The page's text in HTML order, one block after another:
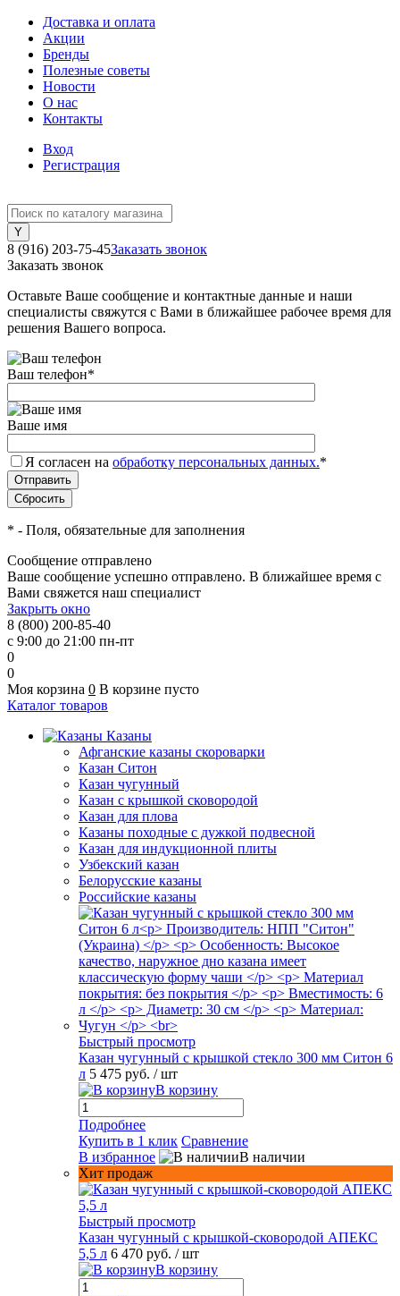
Доставка и оплата
Акции
Бренды
Полезные советы
Новости
О нас
Контакты
Вход
Регистрация
8 (916) 203-75-45Заказать звонок
Заказать звонок
Оставьте Ваше сообщение и контактные данные и наши
специалисты свяжутся с Вами в ближайшее рабочее время для
решения Вашего вопроса.
Ваш телефон*
Ваше имя
Я согласен на обработку персональных данных.*
* - Поля, обязательные для заполнения
Сообщение отправлено
Ваше сообщение успешно отправлено. В ближайшее время с
Вами свяжется наш специалист
Закрыть окно
8 (800) 200-85-40
с 9:00 до 21:00 пн-пт
0
0
Моя корзина 0 В корзине пусто
Каталог товаров
Казаны
Афганские казаны скороварки
Казан Ситон
Казан чугунный
Казан с крышкой сковородой
Казан для плова
Казаны походные с дужкой подвесной
Казан для индукционной плиты
Узбекский казан
Белорусские казаны
Российские казаны
Быстрый просмотр
Казан чугунный с крышкой стекло 300 мм Ситон 6
л 5 475 руб. / шт
В корзину
Подробнее
Купить в 1 клик Сравнение
В избранное
В наличии
Хит продаж
Быстрый просмотр
Казан чугунный с крышкой-сковородой АПЕКС
5,5 л 6 470 руб. / шт
В корзину